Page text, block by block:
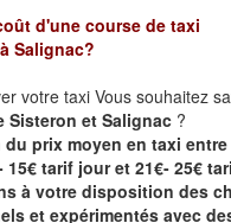
d'une course de taxi
à Salignac?
votre taxi Vous souhaitez
Sisteron et Salignac ?
du prix moyen en taxi entre
15€ tarif jour et 21€- 25€
à votre disposition des
et expérimentés avec